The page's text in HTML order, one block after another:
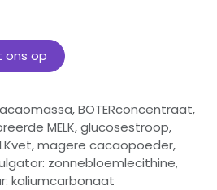
ons op
BOTERconcentraat,
MELK, glucosestroop,
magere cacaopoeder,
zonnebloemlecithine,
kaliumcarbonaat